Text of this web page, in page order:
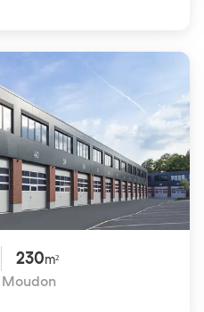
230m²
Moudon